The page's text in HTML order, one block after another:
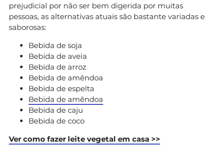
prejudicial por não ser bem digerida por muitas
pessoas, as alternativas atuais são bastante variadas e
saborosas:
Bebida de soja
Bebida de aveia
Bebida de arroz
Bebida de amêndoa
Bebida de espelta
Bebida de amêndoa
Bebida de caju
Bebida de coco
Ver como fazer leite vegetal em casa >>